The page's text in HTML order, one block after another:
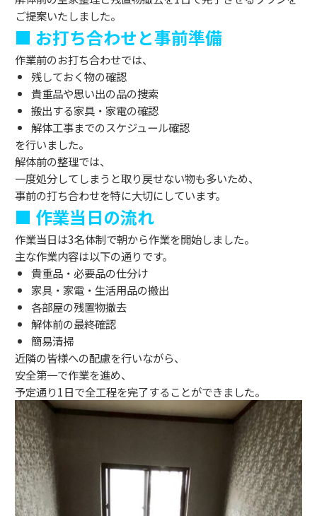
ご提案いたしました。
■ お打ち合わせと事前準備
作業前のお打ち合わせでは、
残しておく物の確認
貴重品や思い出の品の捜索
搬出する家具・家電の確認
解体工事までのスケジュール確認
を行いました。
解体前の整理では、
一度処分してしまうと取り戻せない物も多いため、
事前の打ち合わせを特に大切にしています。
■ 作業当日の流れ
作業当日は3名体制で朝から作業を開始しました。
主な作業内容は以下の通りです。
貴重品・必要品の仕分け
家具・家電・生活用品の搬出
各部屋の残置物撤去
解体前の最終確認
簡易清掃
近隣の皆様への配慮を行いながら、
安全第一で作業を進め、
予定通り1日で全工程を完了することができました。